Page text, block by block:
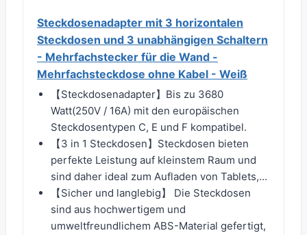
Steckdosenadapter mit 3 horizontalen
Steckdosen und 3 unabhängigen Schaltern
- Mehrfachstecker für die Wand -
Mehrfachsteckdose ohne Kabel - Weiß
【Steckdosenadapter】Bis zu 3680
Watt(250V / 16A) mit den europäischen
Steckdosentypen C, E und F kompatibel.
【3 in 1 Steckdosen】Steckdosen bieten
perfekte Leistung auf kleinstem Raum und
sind daher ideal zum Aufladen von Tablets,...
【Sicher und langlebig】 Die Steckdosen
sind aus hochwertigem und
umweltfreundlichem ABS-Material gefertigt,